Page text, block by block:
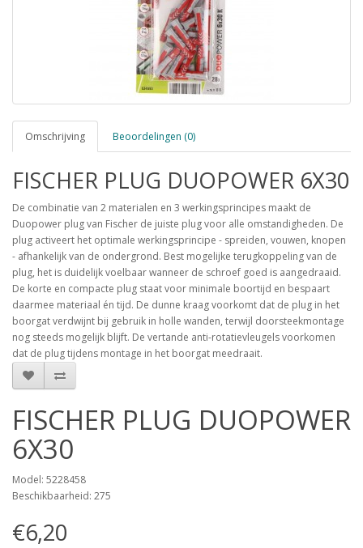
Omschrijving Beoordelingen (0)
FISCHER PLUG DUOPOWER 6X30
De combinatie van 2 materialen en 3 werkingsprincipes maakt de
Duopower plug van Fischer de juiste plug voor alle omstandigheden. De
plug activeert het optimale werkingsprincipe - spreiden, vouwen, knopen
- afhankelijk van de ondergrond. Best mogelijke terugkoppeling van de
plug, het is duidelijk voelbaar wanneer de schroef goed is aangedraaid.
De korte en compacte plug staat voor minimale boortijd en bespaart
daarmee materiaal én tijd. De dunne kraag voorkomt dat de plug in het
boorgat verdwijnt bij gebruik in holle wanden, terwijl doorsteekmontage
nog steeds mogelijk blijft. De vertande anti-rotatievleugels voorkomen
dat de plug tijdens montage in het boorgat meedraait.
FISCHER PLUG DUOPOWER
6X30
Model: 5228458
Beschikbaarheid: 275
€6,20